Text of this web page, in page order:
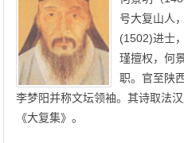
号大复山人
(1502)进士
瑾擅权，何
职。官至陕
李梦阳并称文坛领袖。其诗取法
《大复集》。